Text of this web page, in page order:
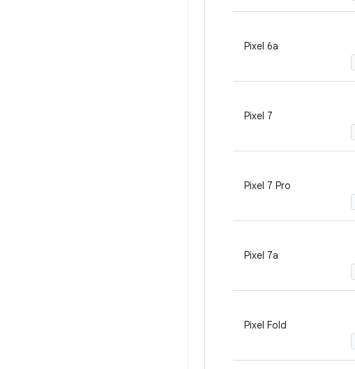
Pixel 6a
Pixel 7
Pixel 7 Pro
Pixel 7a
Pixel Fold